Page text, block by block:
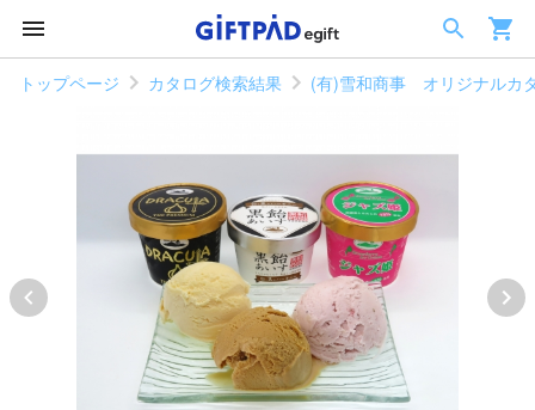
トップページ カタログ検索結果 (有)雪和商事 オリジナルカ